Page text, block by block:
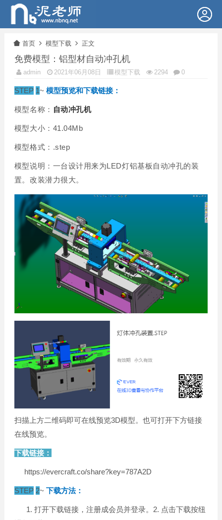
首页 模型下载 正文
免费模型：铝型材自动冲孔机
admin 2021年06月08日 模型下载 2294 0
STEP 1~ 模型预览和下载链接：
模型名称： 自动冲孔机
模型大小：41.04Mb
模型格式：.step
模型说明：一台设计用来为LED灯铝基板自动冲孔的装
置。改装潜力很大。
扫描上方二维码即可在线预览3D模型。也可打开下方链接
在线预览。
下载链接：
https://evercraft.co/share?key=787A2D
STEP 2~ 下载方法：
1. 打开下载链接，注册成会员并登录。2. 点击下载按纽